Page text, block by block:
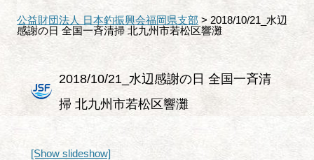
公益財団法人 日本釣振興会福岡県支部 > 2018/10/21_水辺
感謝の日 全国一斉清掃 北九州市若松区響灘
2018/10/21_水辺感謝の日 全国一斉清
掃 北九州市若松区響灘
[Show slideshow]